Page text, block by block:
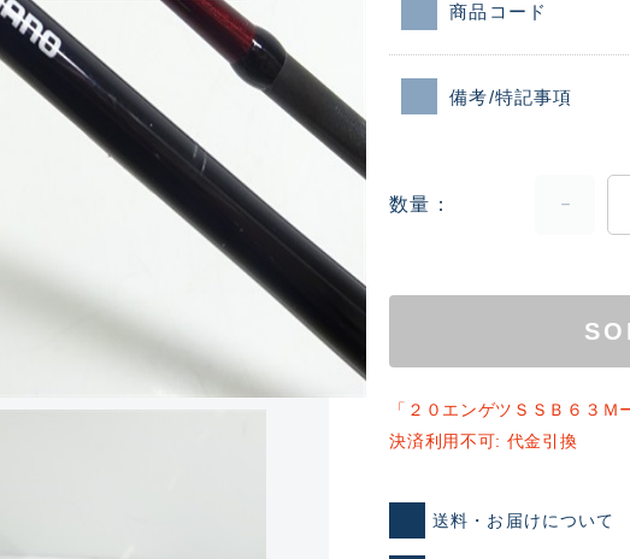
商品コード
備考/特記事項
数量
「２０エンゲツＳＳＢ６３Ｍ
決済利用不可: 代金引換
送料・お届けについて